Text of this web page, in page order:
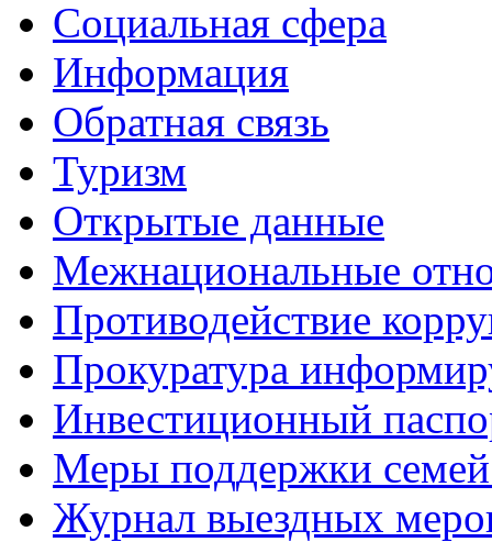
Социальная сфера
Информация
Обратная связь
Туризм
Открытые данные
Межнациональные
Противодействие
Прокуратура
Инвестиционный
Меры поддержки
Журнал выездных